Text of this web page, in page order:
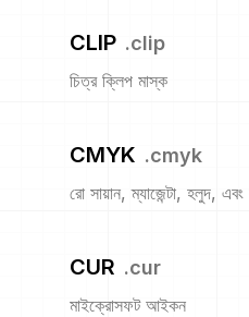
CLIP .clip
চিত্র ক্লিপ মাস্ক
CMYK .cmyk
রো সায়ান, ম্যাজেন্টা, হলুদ,
CUR .cur
মাইক্রোসফট আইকন